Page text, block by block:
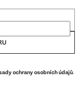
ochrany osobních údajů.